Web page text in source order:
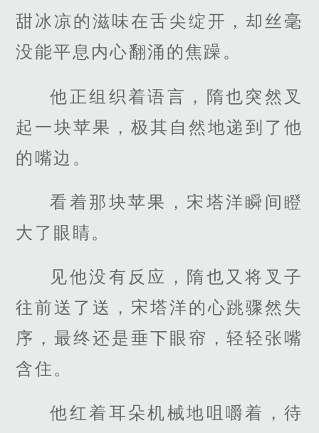
甜冰凉的滋味在舌尖绽开，却丝毫
没能平息内心翻涌的焦躁。
他正组织着语言，隋也突然叉
起一块苹果，极其自然地递到了他
的嘴边。
看着那块苹果，宋塔洋瞬间瞪
大了眼睛。
见他没有反应，隋也又将叉子
往前送了送，宋塔洋的心跳骤然失
序，最终还是垂下眼帘，轻轻张嘴
含住。
他红着耳朵机械地咀嚼着，待